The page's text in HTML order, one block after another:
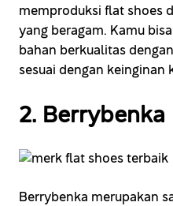
memproduksi flat shoes
yang beragam. Kamu
bahan berkualitas
sesuai dengan keinginan
2. Berrybenka
Berrybenka merupakan